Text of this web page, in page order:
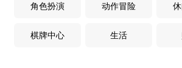
角色扮演 动作冒险
棋牌中心 生活